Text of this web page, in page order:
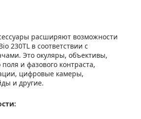
расширяют возможности
230TL в соответствии с
Это окуляры, объективы,
и фазового контраста,
цифровые камеры,
и другие.